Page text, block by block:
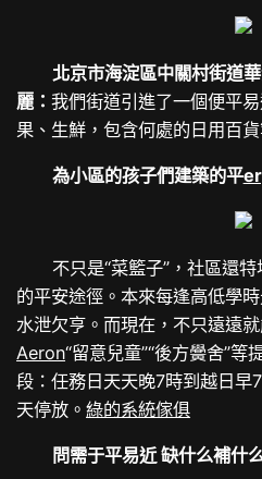
北京市海淀區中關村街道
麗：我們街道引進了一個便平
果、生鮮，包含何處的日用百
為小區的孩子們建築的平
不只是“菜籃子”，社區還
的平安途徑。本來每逢高低學
水泄欠亨。而現在，不只遠遠
Aeron“留意兒童”“後方黌舍”
段：任務日天天晚7時到越日早
天停放。綠的系統傢俱
問需于平易近 缺什么補什